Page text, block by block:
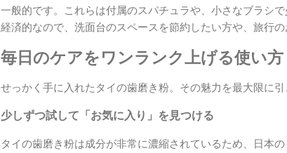
一般的です。これらは付属のスパチュラや、小さなブラシ
経済的なので、洗面台のスペースを節約したい方や、旅行の
毎日のケアをワンランク上げる使い方
せっかく手に入れたタイの歯磨き粉。その魅力を最大限に
少しずつ試して「お気に入り」を見つける
タイの歯磨き粉は成分が非常に濃縮されているため、日本